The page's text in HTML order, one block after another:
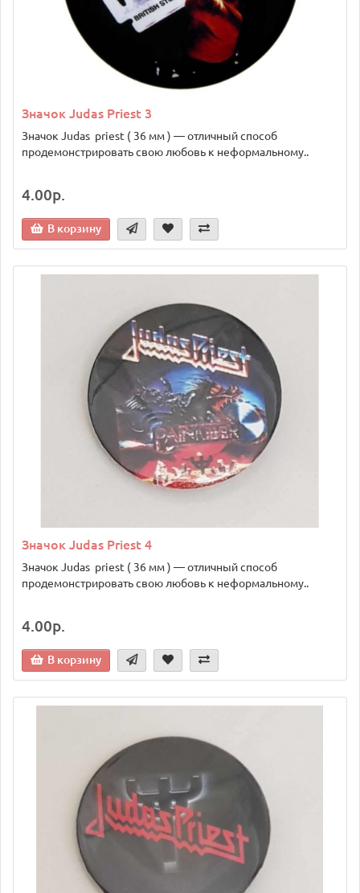
Значок Judas Priest 3
Значок Judas priest ( 36 мм ) — отличный способ
продемонстрировать свою любовь к неформальному..
4.00р.
В корзину
Значок Judas Priest 4
Значок Judas priest ( 36 мм ) — отличный способ
продемонстрировать свою любовь к неформальному..
4.00р.
В корзину